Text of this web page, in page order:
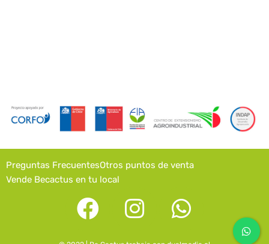
Preguntas FrecuentesOtros puntos de venta
Vende Becactus en tu local
F
a
I
n
W
h